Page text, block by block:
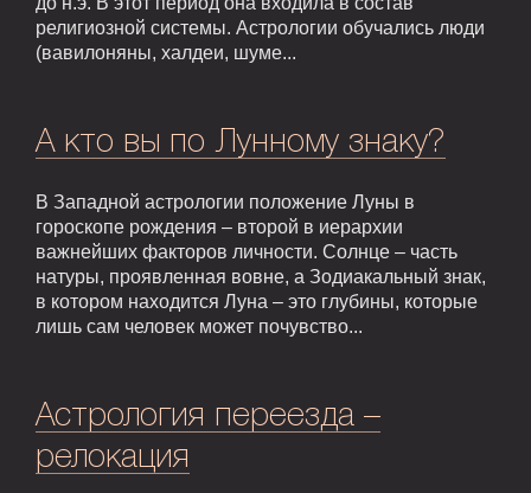
религиозной системы. Астрологии обучались люди
(вавилоняны, халдеи, шуме...
А кто вы по Лунному знаку?
В Западной астрологии положение Луны в
гороскопе рождения – второй в иерархии
важнейших факторов личности. Солнце – часть
натуры, проявленная вовне, а Зодиакальный знак,
в котором находится Луна – это глубины, которые
лишь сам человек может почувство...
Астрология переезда –
релокация